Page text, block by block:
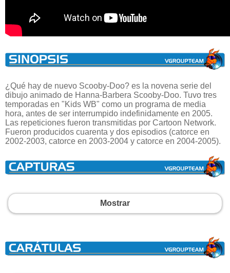
¿Qué hay de nuevo Scooby-Doo? es la novena serie del
dibujo animado de Hanna-Barbera Scooby-Doo. Tuvo tres
temporadas en "Kids WB" como un programa de media
hora, antes de ser interrumpido indefinidamente en 2005.
Las repeticiones fueron transmitidas por Cartoon Network.
Fueron producidos cuarenta y dos episodios (catorce en
2002-2003, catorce en 2003-2004 y catorce en 2004-2005).
Mostrar